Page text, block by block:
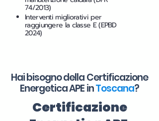
74/2013)
Interventi migliorativi per
raggiungere la classe E (EPBD
2024)
Hai bisogno della Certificazione
Energetica APE inToscana?
Certificazione